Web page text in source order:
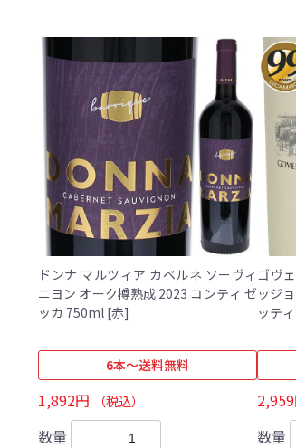
ドンナ マルツィア カベルネ ソーヴィ
ニヨン オーク樽熟成 2023 コンティ ゼ
ッカ 750ml [赤]
6本～送料無料
1,892円 （税込）
数量
ゴヴ
ッジ
数量